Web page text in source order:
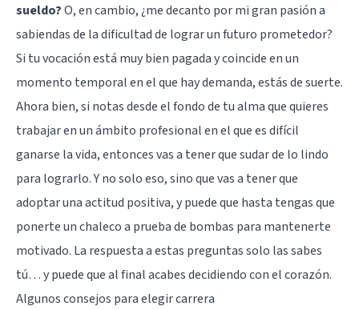
sueldo?O, en cambio, ¿me decanto por mi gran pasión a
sabiendas de la dificultad de lograr un futuro prometedor?
Si tu vocación está muy bien pagada y coincide en un
momento temporal en el que hay demanda, estás de suerte.
Ahora bien, si notas desde el fondo de tu alma que quieres
trabajar en un ámbito profesional en el que es difícil
ganarse la vida, entonces vas a tener que sudar de lo lindo
para lograrlo. Y no solo eso, sino que vas a tener que
adoptar una actitud positiva, y puede que hasta tengas que
ponerte un chaleco a prueba de bombas para mantenerte
motivado. La respuesta a estas preguntas solo las sabes
tú… y puede que al final acabes decidiendo con el corazón.
Algunos consejos para elegir carrera